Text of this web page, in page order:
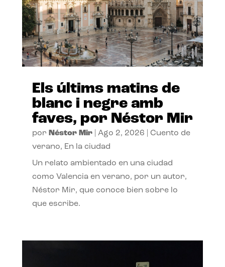
Els últims matins de
blanc i negre amb
faves, por Néstor Mir
por Néstor Mir| Ago 2, 2026
Cuento de
verano, En la ciudad
Un relato ambientado en una ciudad
como Valencia en verano, por un autor,
Néstor Mir, que conoce bien sobre lo
que escribe.